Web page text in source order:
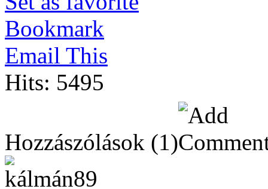
Bookmark
Email This
Hits: 5495
Hozzászólások (1)